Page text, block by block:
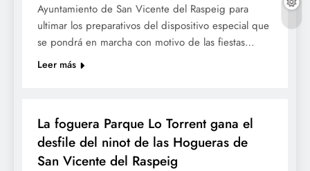
Ayuntamiento de San Vicente del Raspeig para
ultimar los preparativos del dispositivo especial que
se pondrá en marcha con motivo de las fiestas…
Leer más
La foguera Parque Lo Torrent gana el
desfile del ninot de las Hogueras de
San Vicente del Raspeig